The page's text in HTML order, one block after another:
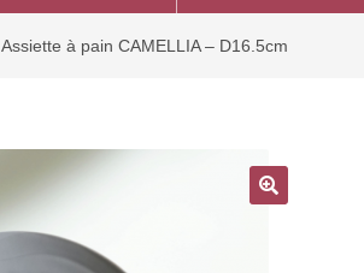
Assiette à pain CAMELLIA – D16.5cm